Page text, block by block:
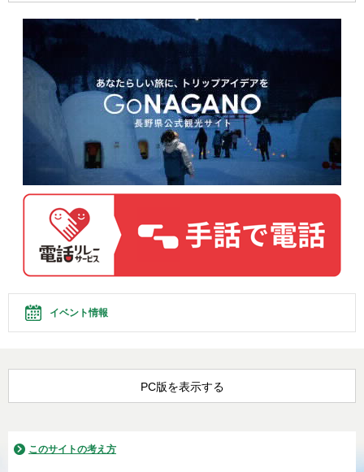
イベント情報
PC版を表示する
このサイトの考え方